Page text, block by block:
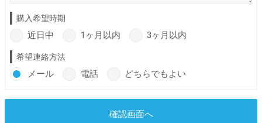
購入希望時期
近日中 1ヶ月以内 3ヶ月以内
希望連絡方法
メール 電話 どちらでもよい
確認画面へ